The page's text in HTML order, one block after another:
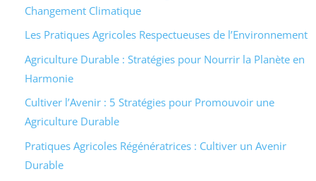
Changement Climatique
Les Pratiques Agricoles Respectueuses de l’Environnement
Agriculture Durable : Stratégies pour Nourrir la Planète en
Harmonie
Cultiver l’Avenir : 5 Stratégies pour Promouvoir une
Agriculture Durable
Pratiques Agricoles Régénératrices : Cultiver un Avenir
Durable